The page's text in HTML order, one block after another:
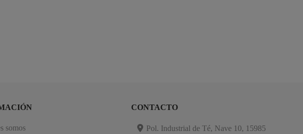
somos
CONTACTO
Pol. Industrial de Té, Nave 10, 15985